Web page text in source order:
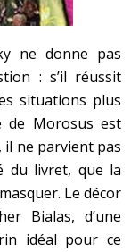
ne donne pas
: s’il réussit
situations plus
de Morosus est
il ne parvient pas
du livret, que la
Le décor
Bialas, d’une
idéal pour ce